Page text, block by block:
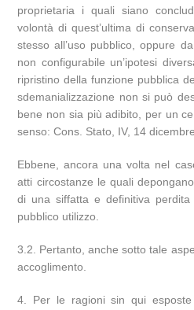
proprietaria i quali siano
volontà di quest’ultima di
stesso all’uso pubblico, oppure
non configurabile un’ipotesi
ripristino della funzione pubblica
sdemanializzazione non si può
bene non sia più adibito, per un
senso: Cons. Stato, IV, 14
Ebbene, ancora una volta nel
atti circostanze le quali
di una siffatta e definitiva perdita
pubblico utilizzo.
3.2. Pertanto, anche sotto tale
accoglimento.
4. Per le ragioni sin qui